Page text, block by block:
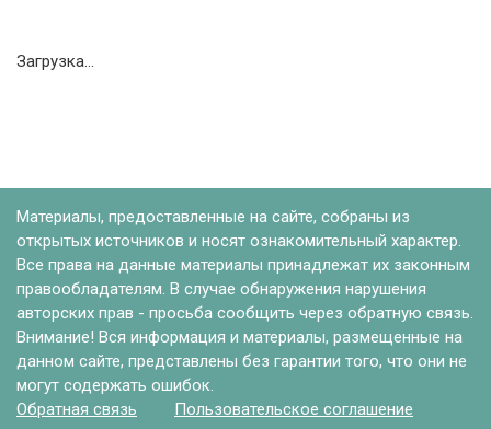
Загрузка...
Материалы, предоставленные на сайте, собраны из
открытых источников и носят ознакомительный характер.
Все права на данные материалы принадлежат их законным
правообладателям. В случае обнаружения нарушения
авторских прав - просьба сообщить через обратную связь.
Внимание! Вся информация и материалы, размещенные на
данном сайте, представлены без гарантии того, что они не
могут содержать ошибок.
Обратная связь
Пользовательское соглашение